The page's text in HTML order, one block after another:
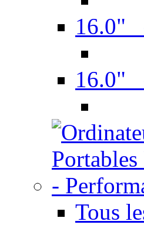
16.0"
16.0"
Tous